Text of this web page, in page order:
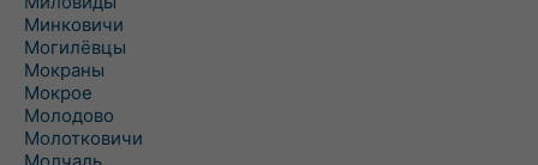
Минковичи
Могилёвцы
Мокраны
Мокрое
Молодово
Молотковичи